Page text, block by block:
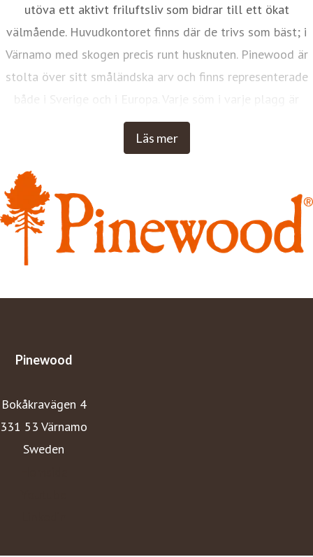
Läs mer
utöva ett aktivt friluftsliv som bidrar till ett ökat
välmående. Huvudkontoret finns där de trivs som bäst; i
Värnamo med skogen precis runt husknuten. Pinewood är
stolta över sitt småländska arv och finns representerade
både i Sverige och i Europa. Varje söm i varje plagg är
designad med erfarenhet, kunskap och omtanke, i Värnamo.
Inspirationen kommer från hur människor gör, inte hur man
envishet, nyfikenhet och småländsk finurlighet. Med
Pinewood ska du varje dag känna dig trygg, fri, bekväm
och inspirerad i naturen - oavsett årstid och väder.
Pinewood
Bokåkravägen 4
331 53 Värnamo
Sweden